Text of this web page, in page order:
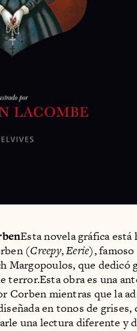
Esta novela gráfica está
(Creepy,Eerie), famoso
Margopoulos, que dedicó
terror.Esta obra es una
Corben mientras que la
en tonos de grises,
una lectura diferente y